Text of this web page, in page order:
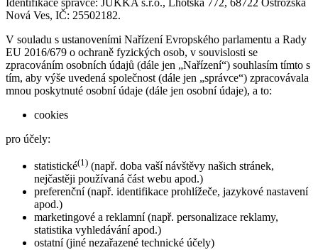
Identifikace správce: JUKKA s.r.o., Lhotská 772, 68722 Ostrožská
Nová Ves, IČ: 25502182.
V souladu s ustanoveními Nařízení Evropského parlamentu a Rady
EU 2016/679 o ochraně fyzických osob, v souvislosti se
zpracováním osobních údajů (dále jen „Nařízení“) souhlasím tímto s
tím, aby výše uvedená společnost (dále jen „správce“) zpracovávala
mnou poskytnuté osobní údaje (dále jen osobní údaje), a to:
cookies
pro účely:
statistické(1) (např. doba vaší návštěvy našich stránek,
nejčastěji používaná část webu apod.)
preferenční (např. identifikace prohlížeče, jazykové nastavení
apod.)
marketingové a reklamní (např. personalizace reklamy,
statistika vyhledávání apod.)
ostatní (jiné nezařazené technické účely)